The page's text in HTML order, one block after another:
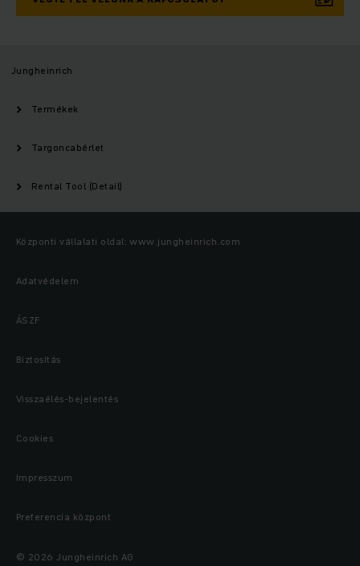
Jungheinrich
Termékek
Targoncabérlet
Rental Tool (Detail)
Központi vállalati oldal: www.jungheinrich.com
Adatvédelem
ÁSZF
Biztosítás
Visszaélés-bejelentés
Cookies
Impresszum
Preferencia központ
© 2026 Jungheinrich AG